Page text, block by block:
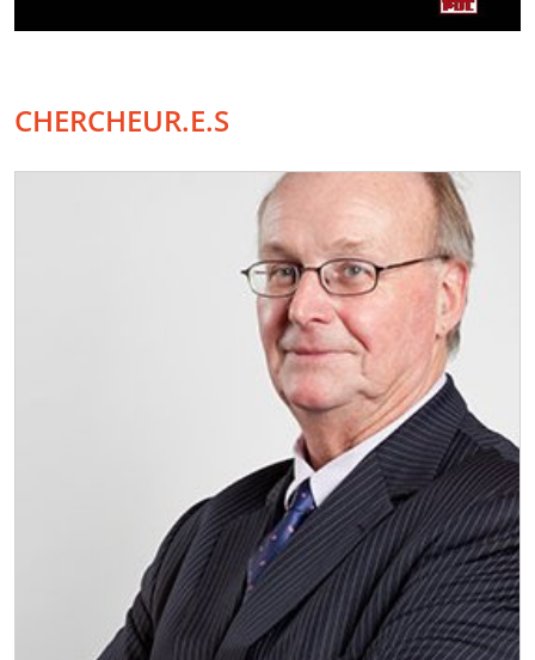
CHERCHEUR.E.S